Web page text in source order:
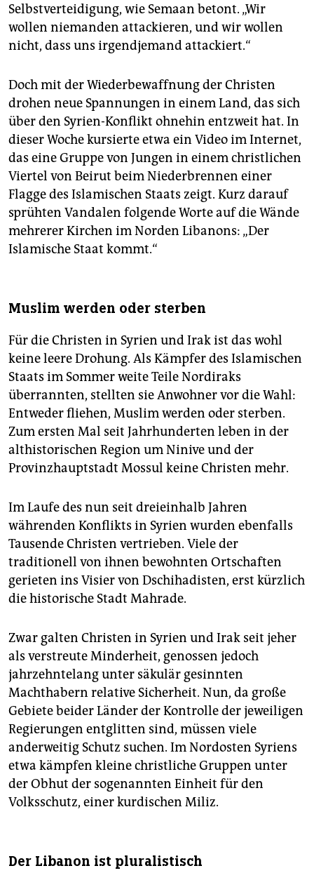
Selbstverteidigung, wie Semaan betont. „Wir
wollen niemanden attackieren, und wir wollen
nicht, dass uns irgendjemand attackiert.“
Doch mit der Wiederbewaffnung der Christen
drohen neue Spannungen in einem Land, das sich
über den Syrien-Konflikt ohnehin entzweit hat. In
dieser Woche kursierte etwa ein Video im Internet,
das eine Gruppe von Jungen in einem christlichen
Viertel von Beirut beim Niederbrennen einer
Flagge des Islamischen Staats zeigt. Kurz darauf
sprühten Vandalen folgende Worte auf die Wände
mehrerer Kirchen im Norden Libanons: „Der
Islamische Staat kommt.“
Muslim werden oder sterben
Für die Christen in Syrien und Irak ist das wohl
keine leere Drohung. Als Kämpfer des Islamischen
Staats im Sommer weite Teile Nordiraks
überrannten, stellten sie Anwohner vor die Wahl:
Entweder fliehen, Muslim werden oder sterben.
Zum ersten Mal seit Jahrhunderten leben in der
althistorischen Region um Ninive und der
Provinzhauptstadt Mossul keine Christen mehr.
Im Laufe des nun seit dreieinhalb Jahren
währenden Konflikts in Syrien wurden ebenfalls
Tausende Christen vertrieben. Viele der
traditionell von ihnen bewohnten Ortschaften
gerieten ins Visier von Dschihadisten, erst kürzlich
die historische Stadt Mahrade.
Zwar galten Christen in Syrien und Irak seit jeher
als verstreute Minderheit, genossen jedoch
jahrzehntelang unter säkulär gesinnten
Machthabern relative Sicherheit. Nun, da große
Gebiete beider Länder der Kontrolle der jeweiligen
Regierungen entglitten sind, müssen viele
anderweitig Schutz suchen. Im Nordosten Syriens
etwa kämpfen kleine christliche Gruppen unter
der Obhut der sogenannten Einheit für den
Volksschutz, einer kurdischen Miliz.
Der Libanon ist pluralistisch